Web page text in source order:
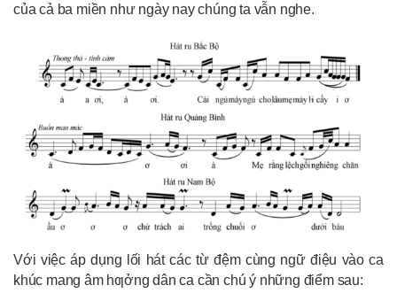
của cả ba miền như ngày nay chúng ta vẫn nghe.
Với việc áp dụng lối hát các từ đệm cùng ngữ điệu vào ca
khúc mang âm hƣởng dân ca cần chú ý những điểm sau: